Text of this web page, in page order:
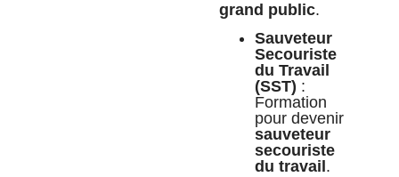
grand public.
Sauveteur
Secouriste
du Travail
(SST) :
Formation
pour devenir
sauveteur
secouriste
du travail .